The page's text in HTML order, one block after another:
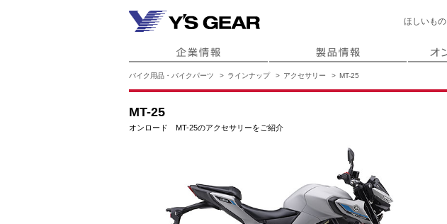
ほしいもの
バイク用品・バイクパーツ ラインナップ アクセサリー MT-25
MT-25
オンロード MT-25のアクセサリーをご紹介